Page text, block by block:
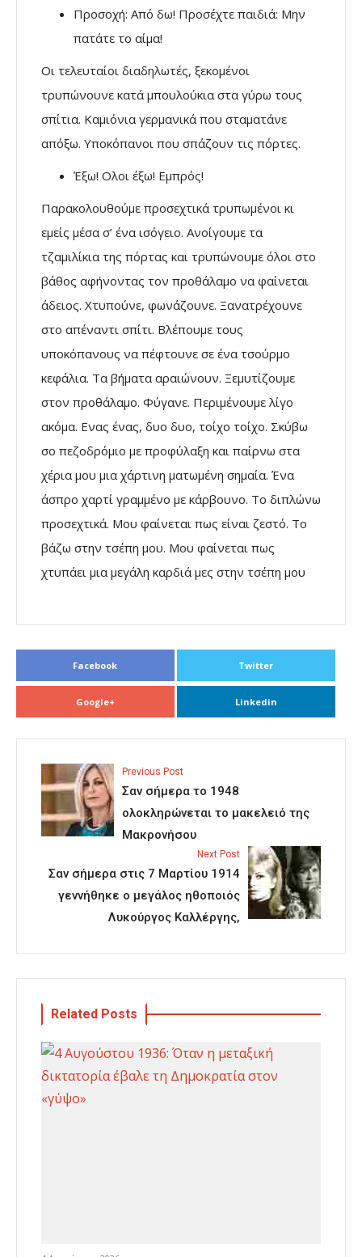
Προσοχή: Από δω! Προσέχτε παιδιά: Μην
πατάτε το αίμα!
Οι τελευταίοι διαδηλωτές, ξεκομένοι
τρυπώνουνε κατά μπουλούκια στα γύρω τους
σπίτια. Καμιόνια γερμανικά που σταματάνε
απόξω. Υποκόπανοι που σπάζουν τις πόρτες.
Έξω! Ολοι έξω! Εμπρός!
Παρακολουθούμε προσεχτικά τρυπωμένοι κι
εμείς μέσα σ’ ένα ισόγειο. Ανοίγουμε τα
τζαμιλίκια της πόρτας και τρυπώνουμε όλοι στο
βάθος αφήνοντας τον προθάλαμο να φαίνεται
άδειος. Χτυπούνε, φωνάζουνε. Ξανατρέχουνε
στο απέναντι σπίτι. Βλέπουμε τους
υποκόπανους να πέφτουνε σε ένα τσούρμο
κεφάλια. Τα βήματα αραιώνουν. Ξεμυτίζουμε
στον προθάλαμο. Φύγανε. Περιμένουμε λίγο
ακόμα. Ενας ένας, δυο δυο, τοίχο τοίχο. Σκύβω
σο πεζοδρόμιο με προφύλαξη και παίρνω στα
χέρια μου μια χάρτινη ματωμένη σημαία. Ένα
άσπρο χαρτί γραμμένο με κάρβουνο. Το διπλώνω
προσεχτικά. Μου φαίνεται πως είναι ζεστό. Το
βάζω στην τσέπη μου. Μου φαίνεται πως
χτυπάει μια μεγάλη καρδιά μες στην τσέπη μου
Facebook Twitter
Google+ Linkedin
Previous Post
Σαν σήμερα το 1948
ολοκληρώνεται το μακελειό της
Μακρονήσου
Next Post
Σαν σήμερα στις 7 Μαρτίου 1914
γεννήθηκε ο μεγάλος ηθοποιός
Λυκούργος Καλλέργης,
Related Posts